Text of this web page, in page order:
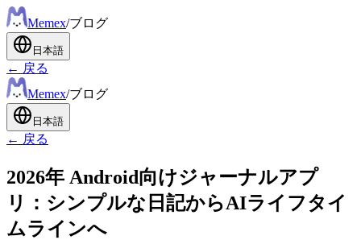
Memex/ブログ
日本語
← 戻る
Memex/ブログ
日本語
← 戻る
2026年 Android向けジャーナルアプ
リ：シンプルな日記からAIライフタイ
ムラインへ